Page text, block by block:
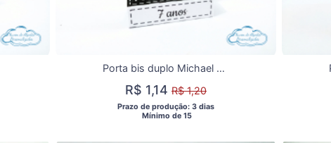
Porta bis duplo Michael Jackson
R$ 1,14 R$ 1,20
Prazo de produção: 3 dias
  Mínimo de 15